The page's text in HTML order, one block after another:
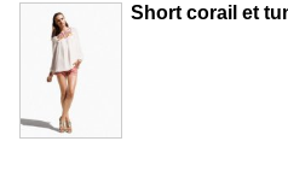
Short corail et